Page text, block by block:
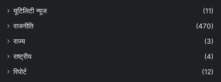
यूटिलिटी न्यूज
(11)
राजनीति
(470)
राज्य
(3)
राष्ट्रीय
(4)
रिपोर्ट
(12)